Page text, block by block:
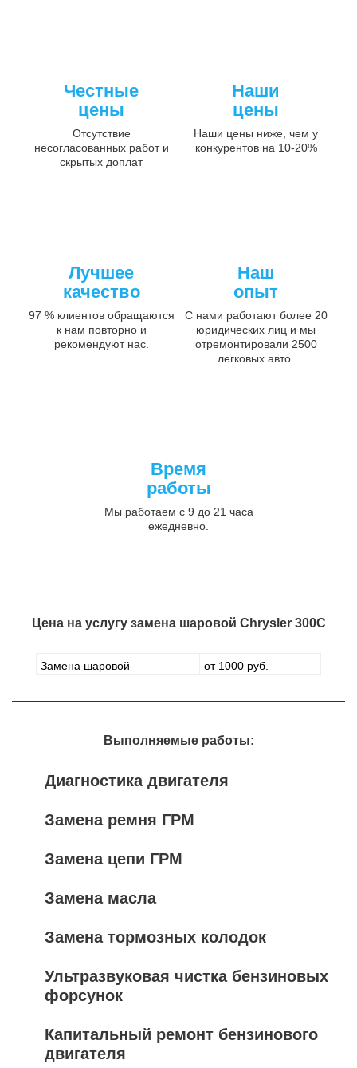
Честные
цены
Отсутствие
несогласованных работ и
скрытых доплат
Наши
цены
Наши цены ниже, чем у
конкурентов на 10-20%
Лучшее
качество
97 % клиентов обращаются
к нам повторно и
рекомендуют нас.
Наш
опыт
С нами работают более 20
юридических лиц и мы
отремонтировали 2500
легковых авто.
Время
работы
Мы работаем с 9 до 21 часа
ежедневно.
Цена на услугу замена шаровой Chrysler 300C
Замена шаровой от 1000 руб.
Выполняемые работы:
Диагностика двигателя
Замена ремня ГРМ
Замена цепи ГРМ
Замена масла
Замена тормозных колодок
Ультразвуковая чистка бензиновых
форсунок
Капитальный ремонт бензинового
двигателя